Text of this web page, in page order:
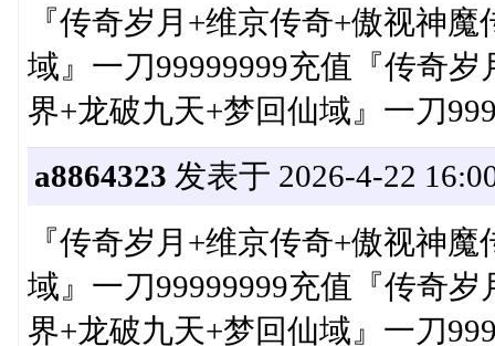
『传奇岁月+维京传奇+傲视神
域』一刀99999999充值『传奇
界+龙破九天+梦回仙域』一刀
a8864323 发表于 2026-4-22
『传奇岁月+维京传奇+傲视神
域』一刀99999999充值『传奇
界+龙破九天+梦回仙域』一刀